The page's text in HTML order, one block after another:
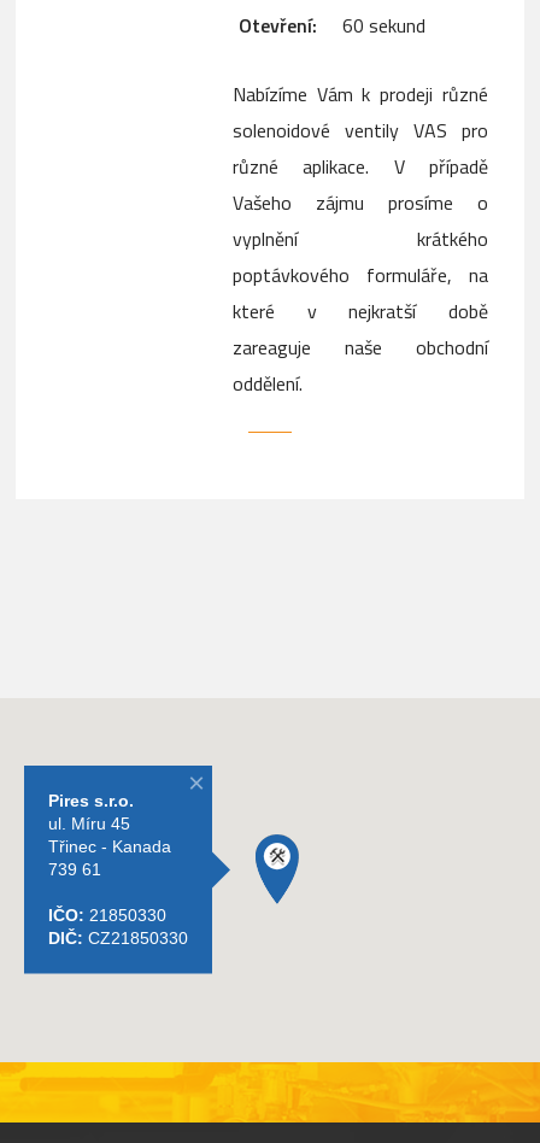
Otevření:
60 sekund
Nabízíme Vám k prodeji různé
solenoidové ventily VAS pro
různé aplikace. V případě
Vašeho zájmu prosíme o
vyplnění krátkého
poptávkového formuláře, na
které v nejkratší době
zareaguje naše obchodní
oddělení.